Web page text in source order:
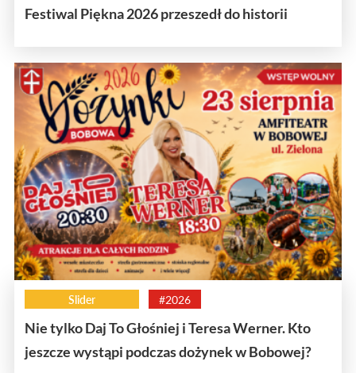
Festiwal Piękna 2026 przeszedł do historii
Slider #2026
Nie tylko Daj To Głośniej i Teresa Werner. Kto
jeszcze wystąpi podczas dożynek w Bobowej?